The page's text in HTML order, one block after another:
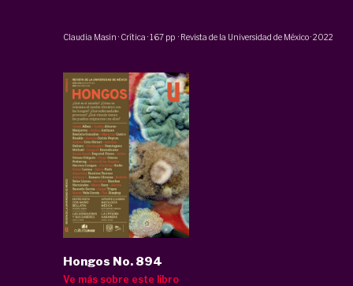
Claudia Masin · Crítica ·167 pp · Revista de la Universidad de México·2022
Hongos No. 894
Ve más sobre este libro